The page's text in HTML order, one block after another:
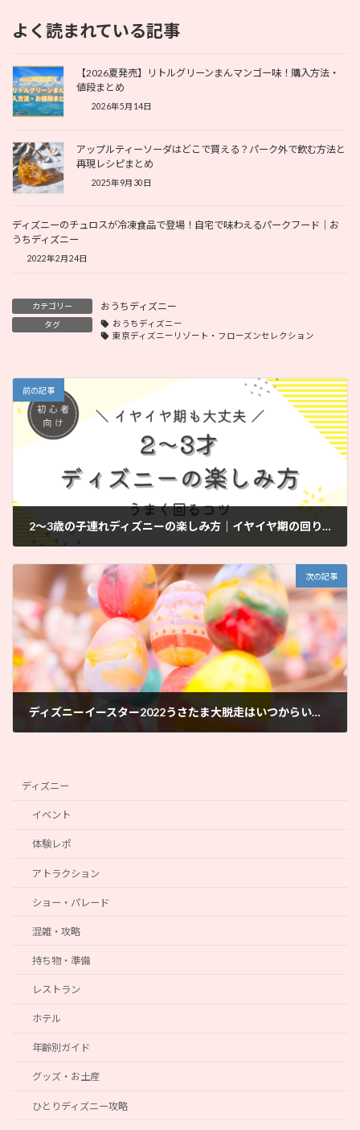
よく読まれている記事
【2026夏発売】リトルグリーンまんマンゴー味！購入方法・
値段まとめ
2026年5月14日
アップルティーソーダはどこで買える？パーク外で飲む方法と
再現レシピまとめ
2025年9月30日
ディズニーのチュロスが冷凍食品で登場！自宅で味わえるパークフード｜お
うちディズニー
2022年2月24日
カテゴリー おうちディズニー
タグ
おうちディズニー
東京ディズニーリゾート・フローズンセレクション
前の記事
2〜3歳の子連れディズニーの楽しみ方｜イヤイヤ期の回り方と注意点
次の記事
ディズニーイースター2022うさたま大脱走はいつからいつまで？開催期間＆出演キャラクター｜ママと子供だけで子連れディズニー
ディズニー
イベント
体験レポ
アトラクション
ショー・パレード
混雑・攻略
持ち物・準備
レストラン
ホテル
年齢別ガイド
グッズ・お土産
ひとりディズニー攻略